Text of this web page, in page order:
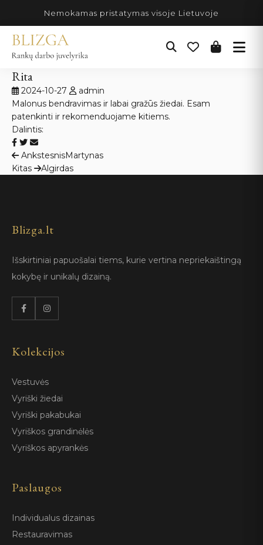
turinio
Nemokamas pristatymas visoje Lietuvoje
Rita
2024-10-27
admin
Malonus bendravimas ir labai gražūs žiedai. Esam
patenkinti ir rekomenduojame kitiems.
Dalintis:
Navigacija
tarp
AnkstesnisMartynas
Kitas
Algirdas
Blizga.lt
Išskirtiniai papuošalai tiems, kurie vertina nepriekaištingą
kokybę ir unikalų dizainą.
Kolekcijos
Vestuvės
Vyriški žiedai
Vyriški pakabukai
Vyriškos grandinėlės
Vyriškos apyrankės
Paslaugos
Individualus dizainas
Restauravimas